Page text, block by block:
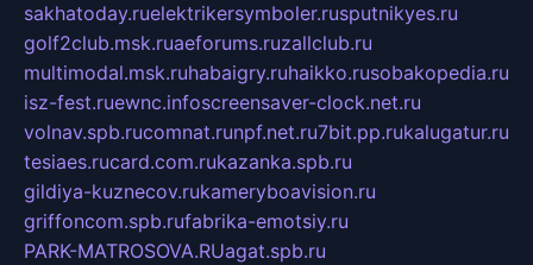
sakhatoday.ruelektrikersymboler.rusputnikyes.ru
golf2club.msk.ruaeforums.ruzallclub.ru
multimodal.msk.ruhabaigry.ruhaikko.rusobakopedia.ru
isz-fest.ruewnc.infoscreensaver-clock.net.ru
volnav.spb.rucomnat.runpf.net.ru7bit.pp.rukalugatur.ru
tesiaes.rucard.com.rukazanka.spb.ru
gildiya-kuznecov.rukameryboavision.ru
griffoncom.spb.rufabrika-emotsiy.ru
PARK-MATROSOVA.RUagat.spb.ru